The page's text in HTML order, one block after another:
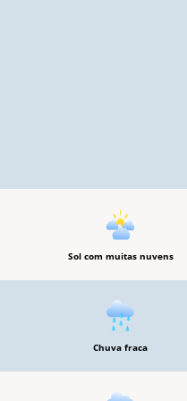
Sol com muitas nuvens
Chuva fraca